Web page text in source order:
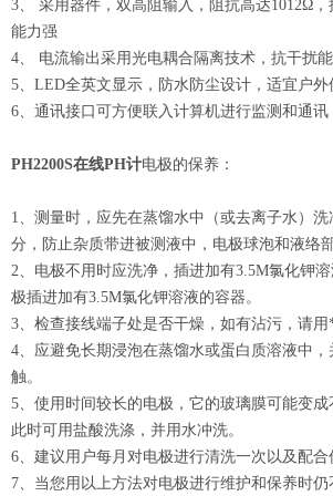
3、 采用器件，双高阻输入，阻抗高达1012Ω，
能力强
4、 电流输出采用光电耦合隔离技术，抗干扰
5、LED全英文显示，防水防尘设计，适宜户外
6、通讯接口可方便联入计算机进行监测和通讯
PH2200S在线PH计电极的保养：
1、测量时，应先在蒸馏水中（或去离子水）
分，防止杂质带进被测液中，电极球泡和液络
2、电极不用时应洗净，插进加有3.5M氯化钾
极插进加有3.5M氯化钾溶液的容器。
3、检查接线端子处是否干燥，如有沾污，请用
4、应避免长期浸泡在蒸馏水或蛋白质溶液中
触。
5、使用时间较长的电极，它的玻璃膜可能变成
此时可用盐酸洗涤，并用水冲洗。
6、建议用户每月对电极进行清洗一次以及配合
7、当您用以上方法对电极进行维护和保养时